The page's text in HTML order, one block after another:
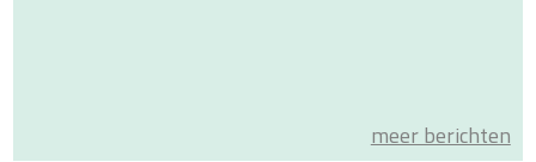
meer berichten